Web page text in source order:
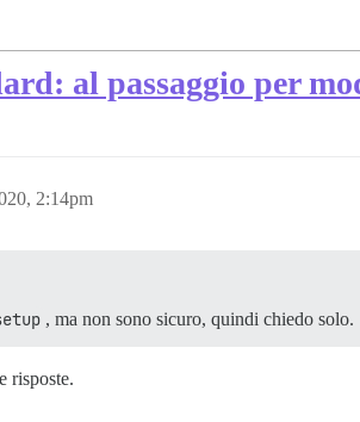
al passaggio per
2:14pm
, ma non sono sicuro, quindi chiedo solo.
risposte.